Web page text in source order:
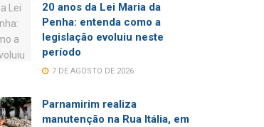
20 anos da Lei Maria da
Penha: entenda como a
legislação evoluiu neste
período
7 DE AGOSTO DE 2026
Parnamirim realiza
manutenção na Rua Itália, em